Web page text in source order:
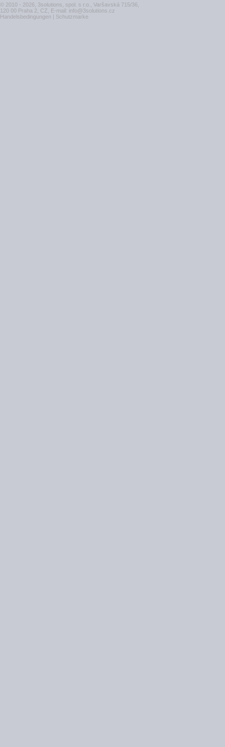
© 2010 - 2026, 3solutions, spol. s r.o., Varšavská 715/36,
120 00 Praha 2, CZ, E-mail: info@3solutions.cz
Handelsbedingungen | Schutzmarke